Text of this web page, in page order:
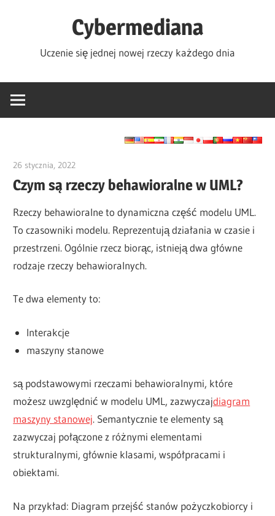
Cybermediana
Uczenie się jednej nowej rzeczy każdego dnia
26 stycznia, 2022
Czym są rzeczy behawioralne w UML?
Rzeczy behawioralne to dynamiczna część modelu UML.
To czasowniki modelu. Reprezentują działania w czasie i
przestrzeni. Ogólnie rzecz biorąc, istnieją dwa główne
rodzaje rzeczy behawioralnych.
Te dwa elementy to:
Interakcje
maszyny stanowe
są podstawowymi rzeczami behawioralnymi, które
możesz uwzględnić w modelu UML, zazwyczajdiagram
maszyny stanowej. Semantycznie te elementy są
zazwyczaj połączone z różnymi elementami
strukturalnymi, głównie klasami, współpracami i
obiektami.
Na przykład: Diagram przejść stanów pożyczkobiorcy i